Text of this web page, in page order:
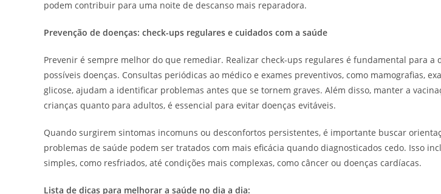
podem contribuir para uma noite de descanso mais reparadora.
Prevenção de doenças: check-ups regulares e cuidados com a saúde
Prevenir é sempre melhor do que remediar. Realizar check-ups regulares é fundamental para a
possíveis doenças. Consultas periódicas ao médico e exames preventivos, como mamografias,
glicose, ajudam a identificar problemas antes que se tornem graves. Além disso, manter a
crianças quanto para adultos, é essencial para evitar doenças evitáveis.
Quando surgirem sintomas incomuns ou desconfortos persistentes, é importante buscar
problemas de saúde podem ser tratados com mais eficácia quando diagnosticados cedo. Isso
simples, como resfriados, até condições mais complexas, como câncer ou doenças cardíacas.
Lista de dicas para melhorar a saúde no dia a dia: